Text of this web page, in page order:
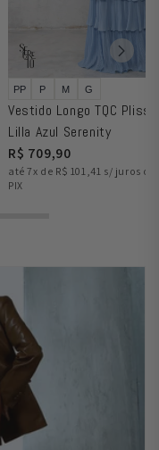
PP P M G
Vestido Longo TQC
Lilla Azul Serenity
R$ 709,90
até 7x de R$ 101,41 s/ juros
PIX